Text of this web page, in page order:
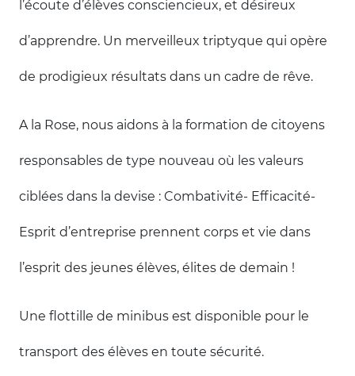
l’écoute d’élèves consciencieux, et désireux
d’apprendre. Un merveilleux triptyque qui opère
de prodigieux résultats dans un cadre de rêve.
A la Rose, nous aidons à la formation de citoyens
responsables de type nouveau où les valeurs
ciblées dans la devise : Combativité- Efficacité-
Esprit d’entreprise prennent corps et vie dans
l’esprit des jeunes élèves, élites de demain !
Une flottille de minibus est disponible pour le
transport des élèves en toute sécurité.